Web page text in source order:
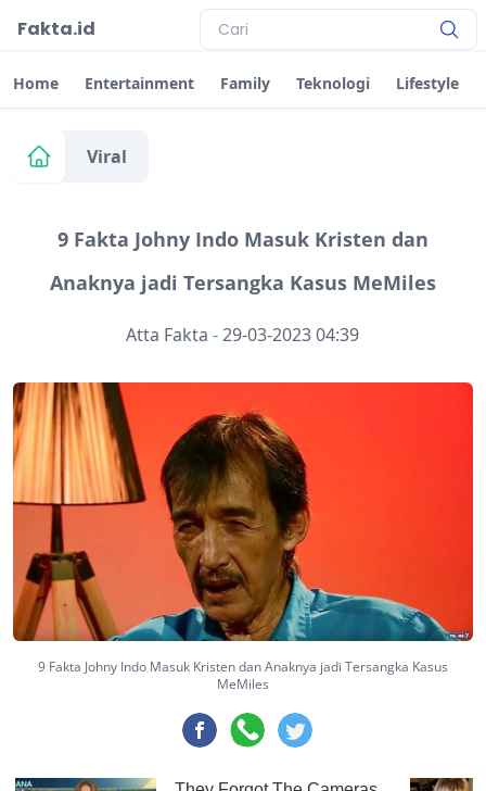
Fakta.id
Home Entertainment Family Teknologi Lifestyle
Viral
9 Fakta Johny Indo Masuk Kristen dan
Anaknya jadi Tersangka Kasus MeMiles
Atta Fakta -29-03-2023 04:39
9 Fakta Johny Indo Masuk Kristen dan Anaknya jadi Tersangka Kasus
MeMiles